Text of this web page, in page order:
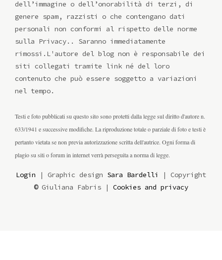
dell’immagine o dell’onorabilità di terzi, di
genere spam, razzisti o che contengano dati
personali non conformi al rispetto delle norme
sulla Privacy.. Saranno immediatamente
rimossi.L'autore del blog non è responsabile dei
siti collegati tramite link né del loro
contenuto che può essere soggetto a variazioni
nel tempo.
Testi e foto pubblicati su questo sito sono protetti dalla legge sul diritto d'autore n.
633/1941 e successive modifiche. La riproduzione totale o parziale di foto e testi è
pertanto vietata se non previa autorizzazione scritta dell'autrice. Ogni forma di
plagio su siti o forum in internet verrà perseguita a norma di legge.
Login | Graphic design Sara Bardelli
| Copyright
© Giuliana Fabris | Cookies and privacy